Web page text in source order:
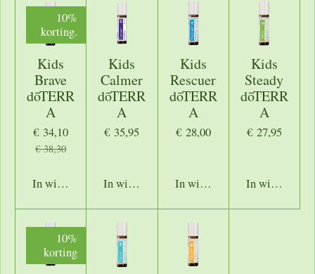
10%
korting.
Kids
Brave
dōTERR
A
€ 34,10
€ 38,30
In winkelwagen
Kids
Calmer
dōTERR
A
€ 35,95
In winkelwagen
Kids
Rescuer
dōTERR
A
€ 28,00
In winkelwagen
Kids
Steady
dōTERR
A
€ 27,95
In
10%
korting